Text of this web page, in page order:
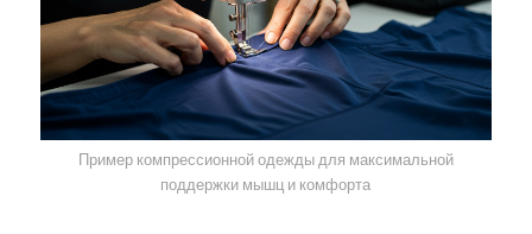
Пример компрессионной одежды для максимальной
поддержки мышц и комфорта